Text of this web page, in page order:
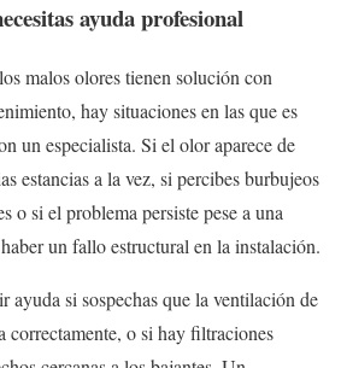
ayuda profesional
malos olores tienen solución con
hay situaciones en las que es
un especialista. Si el olor aparece de
estancias a la vez, si percibes burbujeos
o si el problema persiste pese a una
un fallo estructural en la instalación.
ayuda si sospechas que la ventilación de
correctamente, o si hay filtraciones